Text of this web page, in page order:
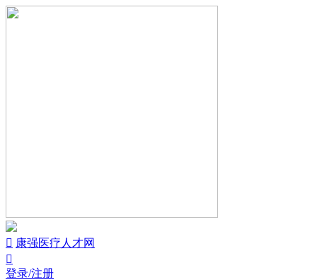
 康强医疗人才网

登录/注册